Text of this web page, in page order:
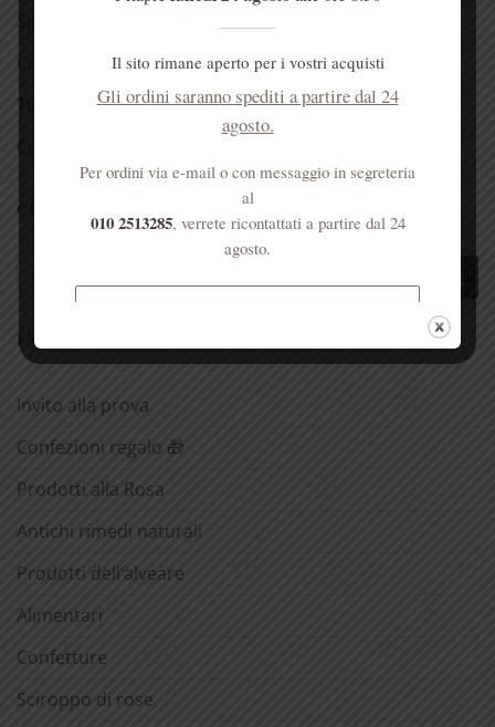
Spedizioni
Come raggiungerci
Tutela della Privacy
Cookie Policy (UE)
CERCA UN PRODOTTO
I NOSTRI PRODOTTI
Invito alla prova
Confezioni regalo 🎁
Prodotti alla Rosa
Antichi rimedi naturali
Prodotti dell’alveare
Alimentari
Confetture
Sciroppo di rose
Il sito rimane aperto per i vostri acquisti
Gli ordini saranno spediti a partire dal 24
agosto.
Per ordini via e-mail o con messaggio in segreteria
al
010 2513285, verrete ricontattati a partire dal 24
agosto.
superiori a € 50